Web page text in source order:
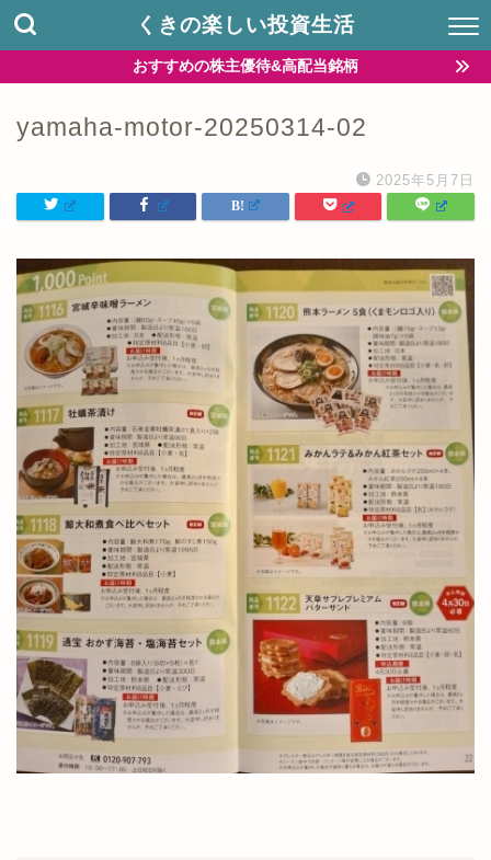
くきの楽しい投資生活
おすすめの株主優待&高配当銘柄
yamaha-motor-20250314-02
2025年5月7日